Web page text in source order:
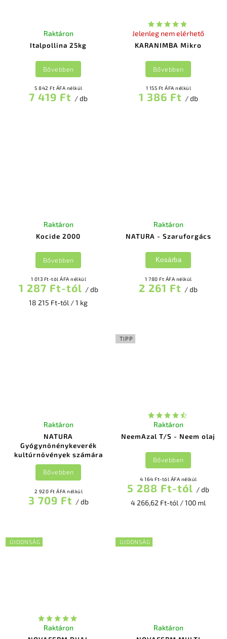
Italpollina 25kg
Raktáron
5 842 Ft ÁFA nélkül
7 419 Ft / db
Bővebben
KARANIMBA Mikro
Jelenleg nem elérhető
1 155 Ft ÁFA nélkül
1 386 Ft / db
Bővebben
Kocide 2000
Raktáron
1 013 Ft-tól ÁFA nélkül
1 287 Ft-tól / db
18 215 Ft-tól / 1 kg
Bővebben
NATURA - Szaruforgács
Raktáron
1 780 Ft ÁFA nélkül
2 261 Ft / db
Kosárba
NATURA
Gyógynönénykeverék
kultúrnövények számára
Raktáron
2 920 Ft ÁFA nélkül
3 709 Ft / db
Bővebben
TIPP
NeemAzal T/S - Neem olaj
Raktáron
4 164 Ft-tól ÁFA nélkül
5 288 Ft-tól / db
4 266,62 Ft-tól / 100 ml
Bővebben
ÚJDONSÁG
Raktáron
ÚJDONSÁG
Raktáron